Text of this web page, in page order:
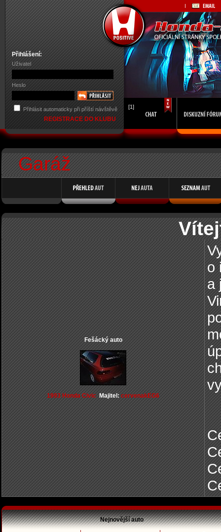
Přihlášení:
Uživatel
Heslo
Přihlásit automaticky při příští návštěvě
REGISTRACE DO KLUBU
[1]
Garáž
Fešácký auto
1993 Honda Civic Majitel: cervenakEG6
o
a
Nejnovější auto